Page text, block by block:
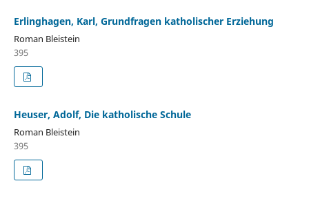
Erlinghagen, Karl, Grundfragen katholischer Erziehung
Roman Bleistein
395
Heuser, Adolf, Die katholische Schule
Roman Bleistein
395